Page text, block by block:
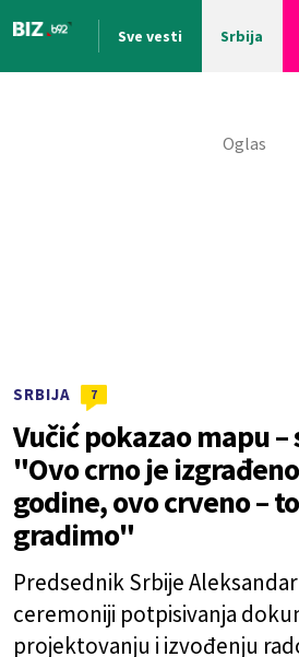
Sve vesti Srbija
SRBIJA 7
Vučić pokazao mapu –
"Ovo crno je
godine, ovo crveno –
gradimo"
Predsednik Srbije
ceremoniji potpisivanja
projektovanju i izvođenju